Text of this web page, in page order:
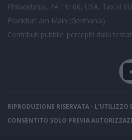
Philadelphia, PA 19106, USA, Tax id
Frankfurt am Main (Germania)
Contributi pubblici percepiti dalla
RIPRODUZIONE RISERVATA - L'UTILIZZO
CONSENTITO SOLO PREVIA